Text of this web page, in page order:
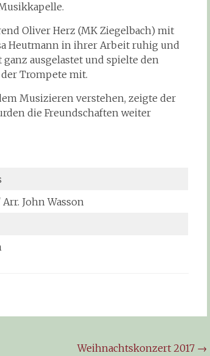
Oliver Herz (MK Ziegelbach) mit
Heutmann in ihrer Arbeit ruhig und
ausgelastet und spielte den
Trompete mit.
Musizieren verstehen, zeigte der
die Freundschaften weiter
John Wasson
Weihnachtskonzert 2017 →